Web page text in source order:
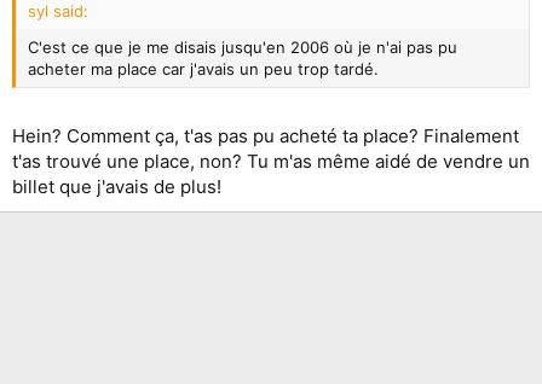
syl said:
C'est ce que je me disais jusqu'en 2006 où je n'ai pas pu
acheter ma place car j'avais un peu trop tardé.
Hein? Comment ça, t'as pas pu acheté ta place? Finalement
t'as trouvé une place, non? Tu m'as même aidé de vendre un
billet que j'avais de plus!